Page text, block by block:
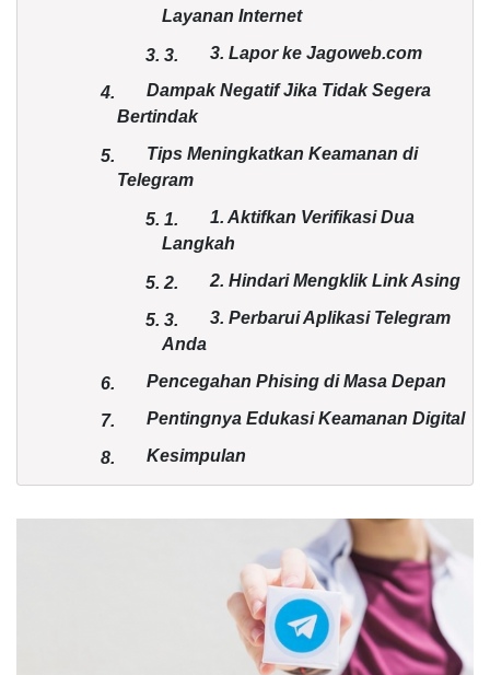
Layanan Internet
3. 3. 3. Lapor ke Jagoweb.com
4.
Dampak Negatif Jika Tidak Segera
Bertindak
5.
Tips Meningkatkan Keamanan di
Telegram
5. 1.
1. Aktifkan Verifikasi Dua
Langkah
5. 2. 2. Hindari Mengklik Link Asing
5. 3.
3. Perbarui Aplikasi Telegram
Anda
6. Pencegahan Phising di Masa Depan
7. Pentingnya Edukasi Keamanan Digital
8. Kesimpulan